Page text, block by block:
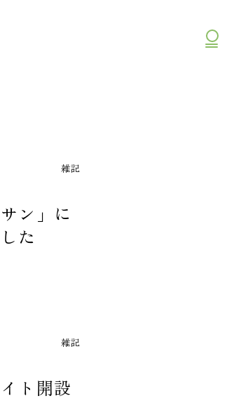
雑記
ン」に
た
雑記
ト開設